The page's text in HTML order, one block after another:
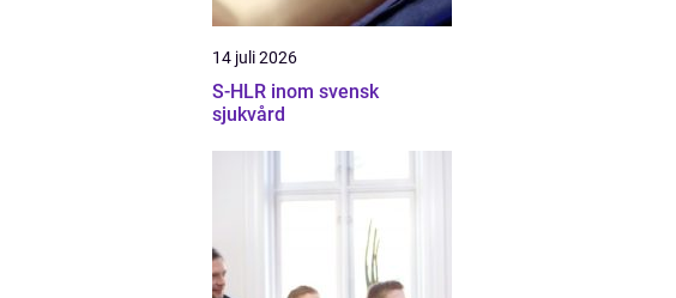
14 juli 2026
S-HLR inom svensk
sjukvård